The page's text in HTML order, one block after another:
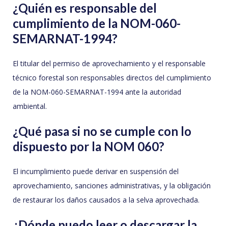
¿Quién es responsable del
cumplimiento de la NOM-060-
SEMARNAT-1994?
El titular del permiso de aprovechamiento y el responsable
técnico forestal son responsables directos del cumplimiento
de la NOM-060-SEMARNAT-1994 ante la autoridad
ambiental.
¿Qué pasa si no se cumple con lo
dispuesto por la NOM 060?
El incumplimiento puede derivar en suspensión del
aprovechamiento, sanciones administrativas, y la obligación
de restaurar los daños causados a la selva aprovechada.